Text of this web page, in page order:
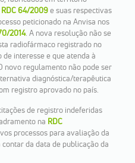
RDC 64/2009e suas respectivas
peticionado na Anvisa nos
2014. A nova resolução não se
radiofármaco registrado no
interesse e que atenda à
novo regulamento não pode ser
diagnóstica/terapêutica
registro aprovado no país.
de registro indeferidas
na RDC
processos para avaliação da
da data de publicação da